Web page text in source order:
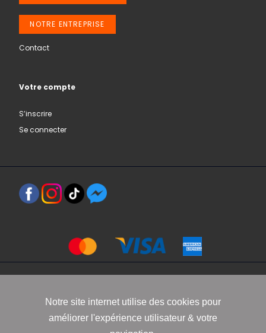
NOTRE ENTREPRISE
Contact
Votre compte
S’inscrire
Se connecter
Conditions générales de vente
Notre site internet utilise des cookies pour
améliorer l'expérience utilisateur & votre